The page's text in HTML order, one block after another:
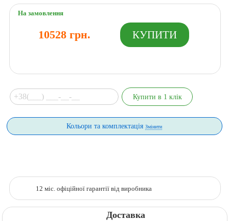
На замовлення
10528 грн.
Кольори та комплектаціяЗмінити
12 міс. офіційної гарантії від виробника
Доставка